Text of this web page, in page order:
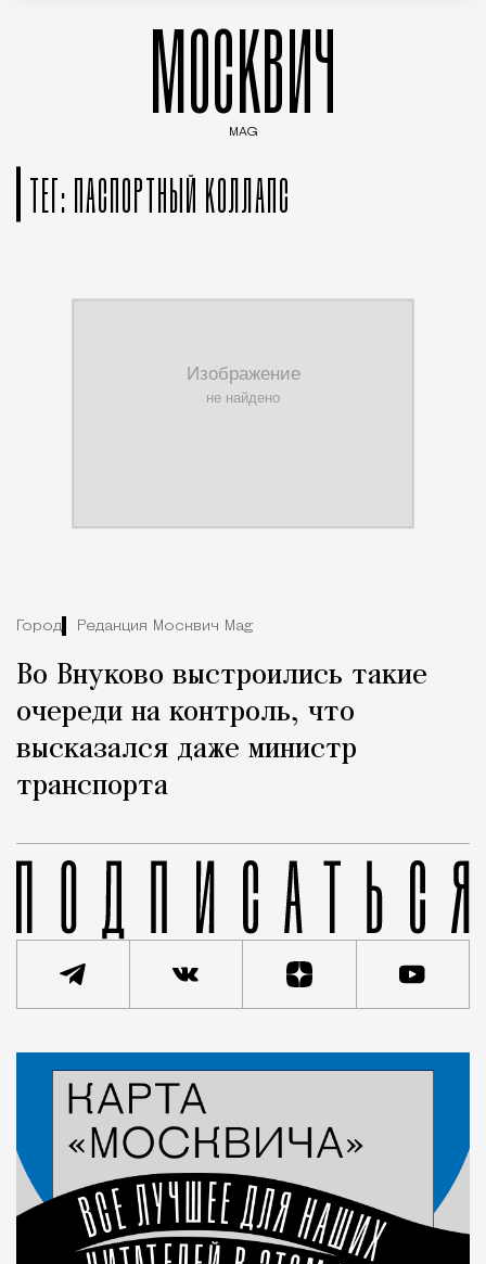
МОСКВИЧ
MAG
ТЕГ: ПАСПОРТНЫЙ КОЛЛАПС
Город Редакция Москвич Mag
Во Внуково выстроились такие
очереди на контроль, что
высказался даже министр
транспорта